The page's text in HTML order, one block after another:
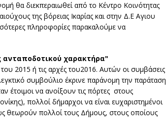
θα διεκπεραιωθεί από το Κέντρο Κοινότητας
της βόρειας Ικαρίας και στην Δ.Ε Αγιου
πληροφορίες παρακαλούμε να
ανταποδοτικού χαρακτήρα"
2015 ή τις αρχές του2016. Αυτών οι συμβάσεις
συμβούλιο έκρινε παράνομη την παράταση
να ανοίξουν τις πόρτες στους
πολλοί δήμαρχοι να είναι ευχαριστημένοι
θεωρούν πολλοί τους Δήμους, στους οποίους